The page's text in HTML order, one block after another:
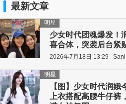
最新文章
少女时代团魂爆发！
喜合体，突袭后台紧
明星
2026年7月18日 13:29 Sani
【图】少女时代润娥
上衣搭配高腰牛仔
明星